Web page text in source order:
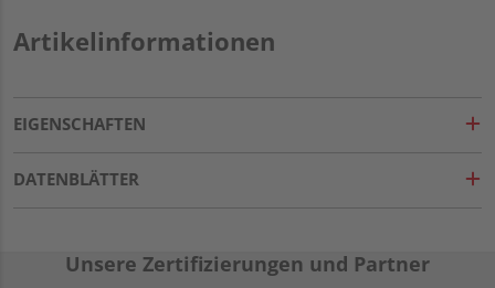
Artikelinformationen
EIGENSCHAFTEN
DATENBLÄTTER
Unsere Zertifizierungen und Partner